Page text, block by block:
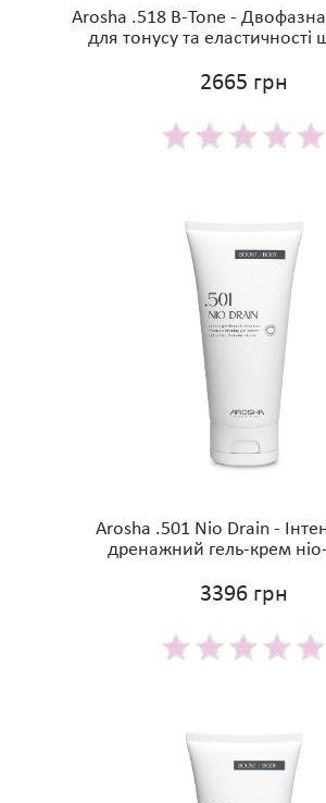
Arosha .518 B-Tone -
для тонусу та еластичності
2665 грн
Arosha .501 Nio Drain -
дренажний гель-крем
3396 грн